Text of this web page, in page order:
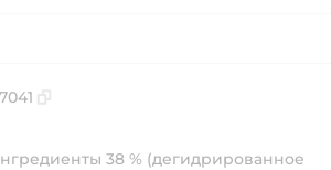
38 % (дегидрированное